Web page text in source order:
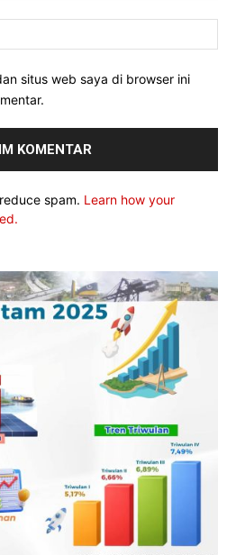
situs web saya di browser ini
spam. Learn how your